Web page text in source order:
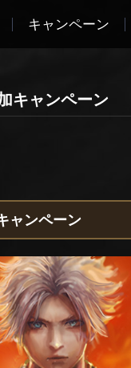
キャンペーン
キャンペーン
ャンペーン